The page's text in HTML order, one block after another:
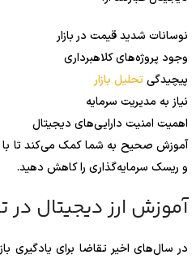
نوسانات شدید قیمت در بازار
وجود پروژه‌های کلاهبرداری
پیچیدگیتحلیل بازار
نیاز به مدیریت سرمایه
اهمیت امنیت دارایی‌های دیجیتال
آموزش صحیح به شما کمک می‌کند تا با
و ریسک سرمایه‌گذاری را کاهش دهید.
آموزش ارز دیجیتال در
در سال‌های اخیر تقاضا برای یادگیری